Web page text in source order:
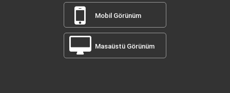
Mobil Görünüm
Masaüstü Görünüm